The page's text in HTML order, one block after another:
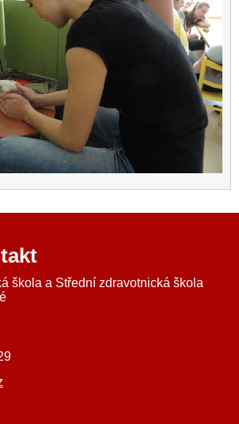
škola a Střední zdravotnická škola